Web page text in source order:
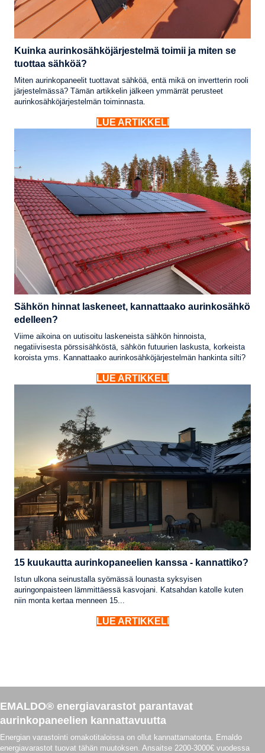
Kuinka aurinkosähköjärjestelmä toimii ja miten se
tuottaa sähköä?
Miten aurinkopaneelit tuottavat sähköä, entä mikä on invertterin rooli
järjestelmässä? Tämän artikkelin jälkeen ymmärrät perusteet
aurinkosähköjärjestelmän toiminnasta.
LUE ARTIKKELI
Sähkön hinnat laskeneet, kannattaako aurinkosähkö
edelleen?
Viime aikoina on uutisoitu laskeneista sähkön hinnoista,
negatiivisesta pörssisähköstä, sähkön futuurien laskusta, korkeista
koroista yms. Kannattaako aurinkosähköjärjestelmän hankinta silti?
LUE ARTIKKELI
15 kuukautta aurinkopaneelien kanssa - kannattiko?
Istun ulkona seinustalla syömässä lounasta syksyisen
auringonpaisteen lämmittäessä kasvojani. Katsahdan katolle kuten
niin monta kertaa menneen 15...
LUE ARTIKKELI
EMALDO® energiavarastot parantavat
aurinkopaneelien kannattavuutta
Energian varastointi omakotitaloissa on ollut kannattamatonta. Emaldo
energiavarastot tuovat tähän muutoksen. Ansaitse 2200-3000€ vuodessa